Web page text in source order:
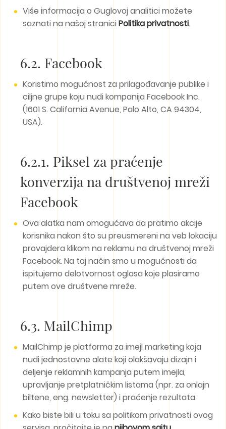
Više informacija o Guglovoj analitici možete
saznati na našoj stranici Politika privatnosti.
6.2. Facebook
Koristimo mogućnost za prilagođavanje publike i
ciljne grupe koju nudi kompanija Facebook Inc.
(1601 S. California Avenue, Palo Alto, CA 94304,
USA).
6.2.1. Piksel za praćenje
konverzija na društvenoj mreži
Facebook
Ova alatka nam omogućava da pratimo akcije
korisnika nakon što su preusmereni na veb lokaciju
provajdera klikom na reklamu na društvenoj mreži
Facebook. Na taj način smo u mogućnosti da
ispitujemo delotvornost oglasa koje plasiramo
putem ove društvene mreže.
6.3. MailChimp
MailChimp je platforma za imejl marketing koja
nudi jednostavne alate koji olakšavaju dizajn i
deljenje reklamnih kampanja putem imejla,
upravljanje pretplatničkim listama (npr. za onlajn
biltene, eng. newsletter) i praćenje rezultata.
Kako biste bili u toku sa politikom privatnosti ovog